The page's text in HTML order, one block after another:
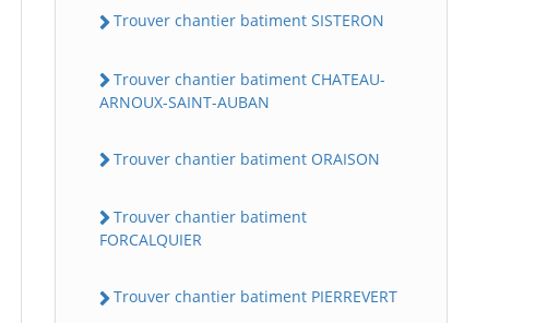
Trouver chantier batiment SISTERON
Trouver chantier batiment CHATEAU-
ARNOUX-SAINT-AUBAN
Trouver chantier batiment ORAISON
Trouver chantier batiment
FORCALQUIER
Trouver chantier batiment PIERREVERT